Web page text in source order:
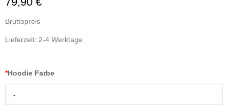
Bruttopreis
Lieferzeit: 2-4 Werktage
*Hoodie Farbe
-